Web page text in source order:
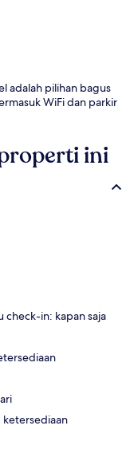
adalah pilihan bagus
WiFi dan parkir
ini
check-in: kapan saja